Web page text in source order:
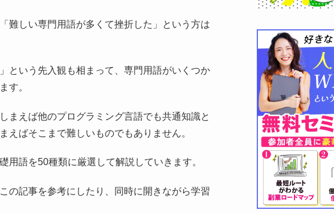
難しい専門用語が多くて挫折した」という方は
という先入観も相まって、専門用語がいくつか
す。
まえば他のプログラミング言語でも共通知識と
えばそこまで難しいものでもありません。
用語を50種類に厳選して解説していきます。
の記事を参考にしたり、同時に開きながら学習